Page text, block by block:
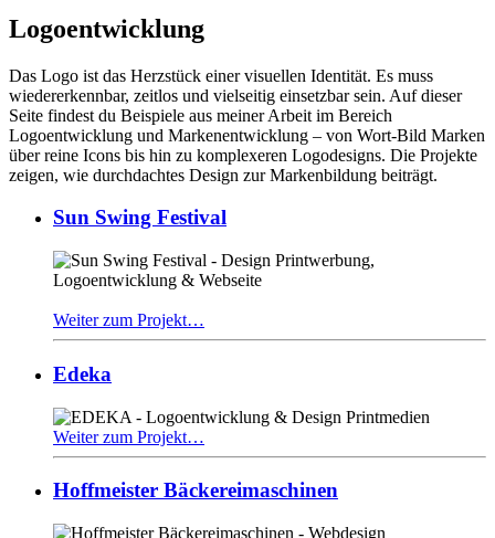
Logoentwicklung
Das Logo ist das Herzstück einer visuellen Identität. Es muss
wiedererkennbar, zeitlos und vielseitig einsetzbar sein. Auf dieser
Seite findest du Beispiele aus meiner Arbeit im Bereich
Logoentwicklung und Markenentwicklung – von Wort-Bild Marken
über reine Icons bis hin zu komplexeren Logodesigns. Die Projekte
zeigen, wie durchdachtes Design zur Markenbildung beiträgt.
Sun Swing Festival
Weiter zum Projekt…
Edeka
Weiter zum Projekt…
Hoffmeister Bäckereimaschinen